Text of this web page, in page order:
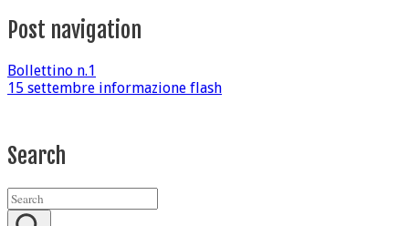
Post navigation
Bollettino n.1
15 settembre informazione flash
Search